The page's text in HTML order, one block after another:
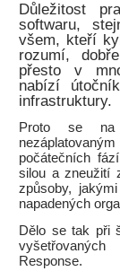
Důležitost
softwaru,
všem, kteří
rozumí,
přesto v
nabízí
infrastruktury.
Proto se na
počátečních
silou a zneužití
způsoby,
napadených
Dělo se tak při
Response.